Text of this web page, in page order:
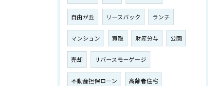
自由が丘 リースバック ランチ
マンション 買取 財産分与 公園
売却 リバースモーゲージ
不動産担保ローン 高齢者住宅